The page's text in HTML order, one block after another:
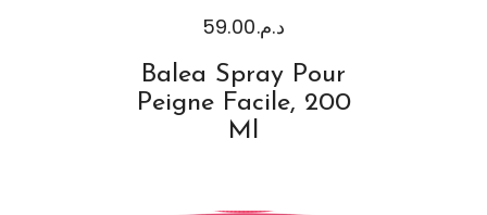
د.م.59.00
Balea Spray Pour
Peigne Facile, 200
Ml